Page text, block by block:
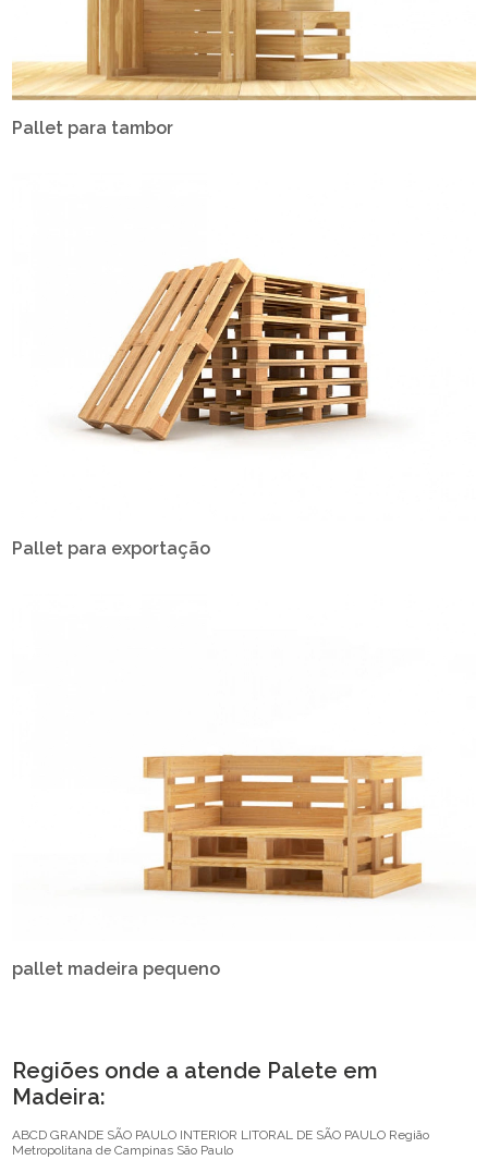
Pallet para tambor
Pallet para exportação
pallet madeira pequeno
Regiões onde a atende Palete em
Madeira:
ABCD GRANDE SÃO PAULO INTERIOR LITORAL DE SÃO PAULO Região
Metropolitana de Campinas São Paulo